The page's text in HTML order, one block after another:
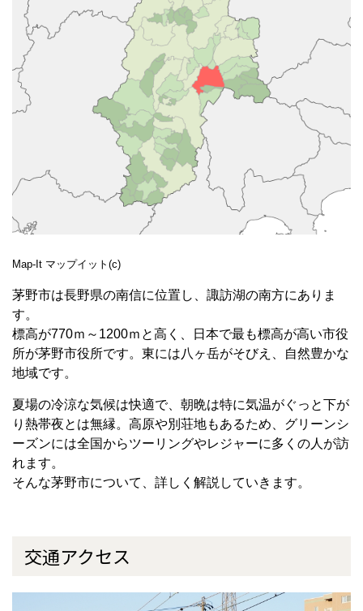
Map-It マップイット(c)
茅野市は長野県の南信に位置し、諏訪湖の南方にありま
す。
標高が770ｍ～1200ｍと高く、日本で最も標高が高い市役
所が茅野市役所です。東には八ヶ岳がそびえ、自然豊かな
地域です。
夏場の冷涼な気候は快適で、朝晩は特に気温がぐっと下が
り熱帯夜とは無縁。高原や別荘地もあるため、グリーンシ
ーズンには全国からツーリングやレジャーに多くの人が訪
れます。
そんな茅野市について、詳しく解説していきます。
交通アクセス